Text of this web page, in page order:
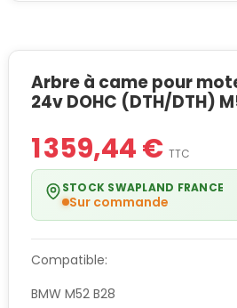
Arbre à came pour
24v DOHC (DTH/DTH)
1 359,44 € TTC
STOCK SWAPLAND FRANCE
Sur commande
Compatible:
BMW M52 B28